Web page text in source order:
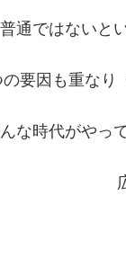
通ではないと
要因も重なり
な時代がやっ